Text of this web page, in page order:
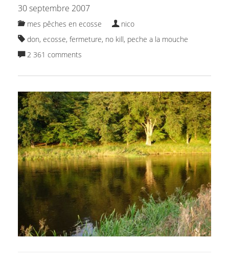
30 septembre 2007
mes pêches en ecosse
nico
don, ecosse, fermeture, no kill, peche a la mouche
2 361 comments